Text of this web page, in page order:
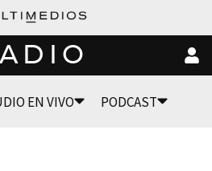
EN VIVO PODCAST